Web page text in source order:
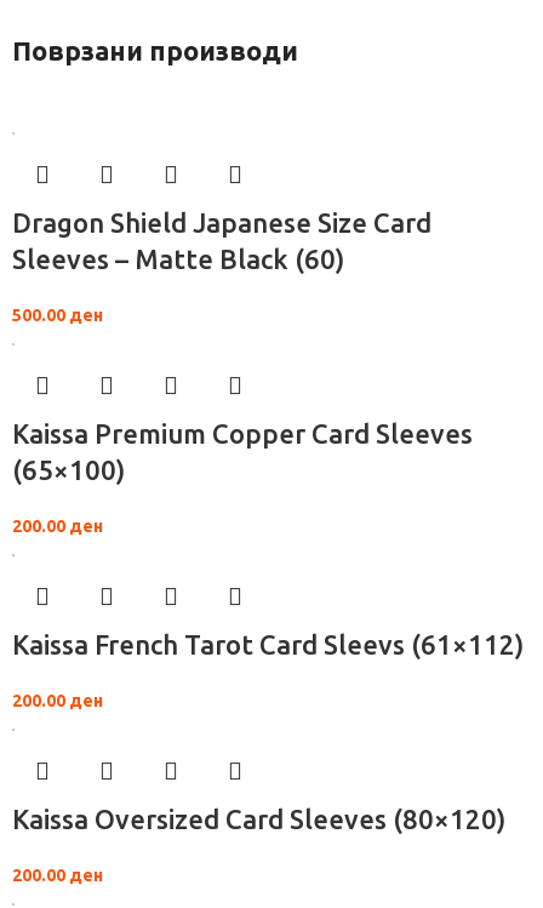
Поврзани производи
Dragon Shield Japanese Size Card
Sleeves – Matte Black (60)
500.00 ден
Kaissa Premium Copper Card Sleeves
(65×100)
200.00 ден
Kaissa French Tarot Card Sleevs (61×112)
200.00 ден
Kaissa Oversized Card Sleeves (80×120)
200.00 ден